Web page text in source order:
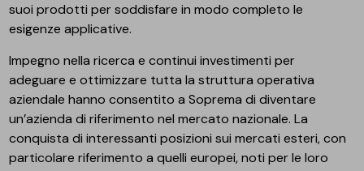
suoi prodotti per soddisfare in modo completo le
esigenze applicative.
Impegno nella ricerca e continui investimenti per
adeguare e ottimizzare tutta la struttura operativa
aziendale hanno consentito a Soprema di diventare
un’azienda di riferimento nel mercato nazionale. La
conquista di interessanti posizioni sui mercati esteri, con
particolare riferimento a quelli europei, noti per le loro